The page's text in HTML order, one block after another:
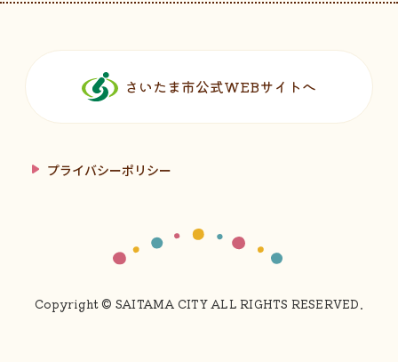
さいたま市公式WEBサイトへ
プライバシーポリシー
Copyright © SAITAMA CITY ALL RIGHTS RESERVED.